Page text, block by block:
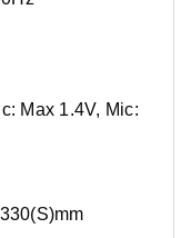
Max 1.4V, Mic: